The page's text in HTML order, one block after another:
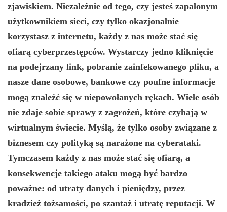
zjawiskiem. Niezależnie od tego, czy jesteś zapalonym
użytkownikiem sieci, czy tylko okazjonalnie
korzystasz z internetu, każdy z nas może stać się
ofiarą cyberprzestępców. Wystarczy jedno kliknięcie
na podejrzany link, pobranie zainfekowanego pliku, a
nasze dane osobowe, bankowe czy poufne informacje
mogą znaleźć się w niepowołanych rękach. Wiele osób
nie zdaje sobie sprawy z zagrożeń, które czyhają w
wirtualnym świecie. Myślą, że tylko osoby związane z
biznesem czy polityką są narażone na cyberataki.
Tymczasem każdy z nas może stać się ofiarą, a
konsekwencje takiego ataku mogą być bardzo
poważne: od utraty danych i pieniędzy, przez
kradzież tożsamości, po szantaż i utratę reputacji. W